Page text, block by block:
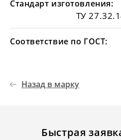
Стандарт изготовления:
ТУ
Соответствие по ГОСТ:
Назад в марку
Быстрая